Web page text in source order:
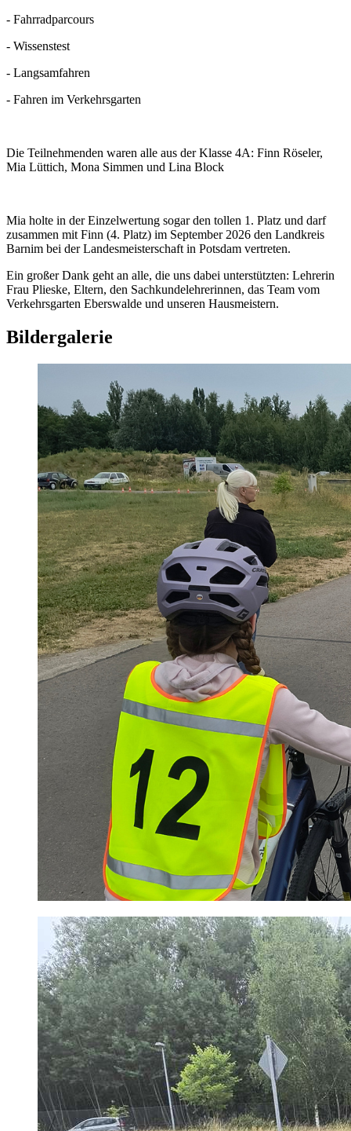
- Fahrradparcours
- Wissenstest
- Langsamfahren
- Fahren im Verkehrsgarten
Die Teilnehmenden waren alle aus der Klasse 4A: Finn Röseler,
Mia Lüttich, Mona Simmen und Lina Block
Mia holte in der Einzelwertung sogar den tollen 1. Platz und darf
zusammen mit Finn (4. Platz) im September 2026 den Landkreis
Barnim bei der Landesmeisterschaft in Potsdam vertreten.
Ein großer Dank geht an alle, die uns dabei unterstützten: Lehrerin
Frau Plieske, Eltern, den Sachkundelehrerinnen, das Team vom
Verkehrsgarten Eberswalde und unseren Hausmeistern.
Bildergalerie